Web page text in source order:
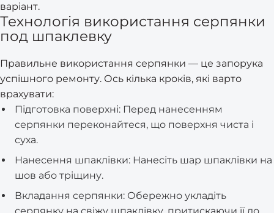
варіант.
Технологія використання серпянки
под шпаклевку
Правильне використання серпянки — це запорука
успішного ремонту. Ось кілька кроків, які варто
врахувати:
Підготовка поверхні: Перед нанесенням
серпянки переконайтеся, що поверхня чиста і
суха.
Нанесення шпаклівки: Нанесіть шар шпаклівки на
шов або тріщину.
Вкладання серпянки: Обережно укладіть